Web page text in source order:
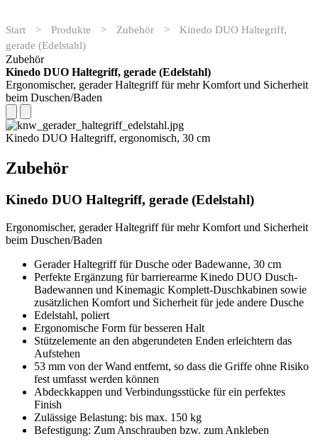
Start > Produkte > Zubehör >
Kinedo DUO Haltegriff,
gerade (Edelstahl)
Zubehör
Kinedo DUO Haltegriff, gerade (Edelstahl)
Ergonomischer, gerader Haltegriff für mehr Komfort und Sicherheit
beim Duschen/Baden
Kinedo DUO Haltegriff, ergonomisch, 30 cm
Zubehör
Kinedo DUO Haltegriff, gerade (Edelstahl)
Ergonomischer, gerader Haltegriff für mehr Komfort und Sicherheit
beim Duschen/Baden
Gerader Haltegriff für Dusche oder Badewanne, 30 cm
Perfekte Ergänzung für barrierearme Kinedo DUO Dusch-
Badewannen und Kinemagic Komplett-Duschkabinen sowie
zusätzlichen Komfort und Sicherheit für jede andere Dusche
Edelstahl, poliert
Ergonomische Form für besseren Halt
Stützelemente an den abgerundeten Enden erleichtern das
Aufstehen
53 mm von der Wand entfernt, so dass die Griffe ohne Risiko
fest umfasst werden können
Abdeckkappen und Verbindungsstücke für ein perfektes
Finish
Zulässige Belastung: bis max. 150 kg
Befestigung: Zum Anschrauben bzw. zum Ankleben